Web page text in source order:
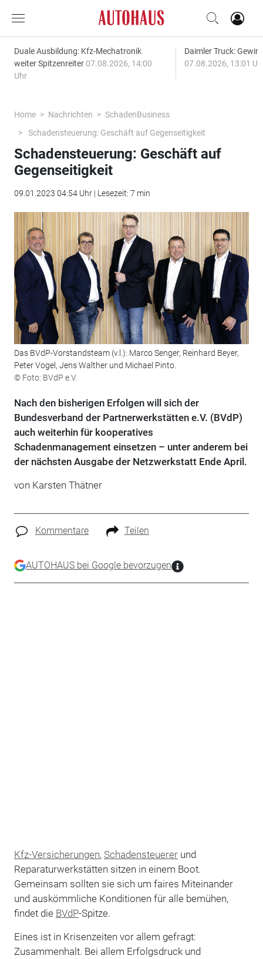
Duale Ausbildung: Kfz-Mechatronik
weiter Spitzenreiter 07.08.2026, 14:00
Uhr
Daimler Truck:
07.08.2026, 13:01
Home Nachrichten
SchadenBusiness
Schadensteuerung: Geschäft auf Gegenseitigkeit
Schadensteuerung: Geschäft auf
Gegenseitigkeit
09.01.2023 04:54 Uhr | Lesezeit: 7 min
Das BVdP-Vorstandsteam (v.l.): Marco Senger, Reinhard Beyer,
Peter Vogel, Jens Walther und Michael Pinto.
© Foto: BVdP e.V.
Nach den bisherigen Erfolgen will sich der
Bundesverband der Partnerwerkstätten e.V. (BVdP)
auch weiterhin für kooperatives
Schadenmanagement einsetzen – unter anderem bei
der nächsten Ausgabe der Netzwerkstatt Ende April.
von Karsten Thätner
Kommentare Teilen
AUTOHAUS bei Google bevorzugen
Kfz-Versicherungen, Schadensteuererund
Reparaturwerkstätten sitzen in einem Boot.
Gemeinsam sollten sie sich um faires Miteinander
und auskömmliche Konditionen für alle bemühen,
findet die BVdP-Spitze.
Eines ist in Krisenzeiten vor allem gefragt:
Zusammenhalt. Bei allem Erfolgsdruck und